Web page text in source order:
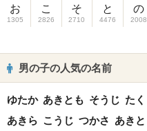
お
1305
こ
2826
そ
2710
と
4476
の
2008
男の子の人気の名前
ゆたか あきとも そうじ たく
あきら こうじ つかさ あきと